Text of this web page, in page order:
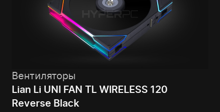
Вентиляторы
Lian Li UNI FAN TL WIRELESS 120
Reverse Black